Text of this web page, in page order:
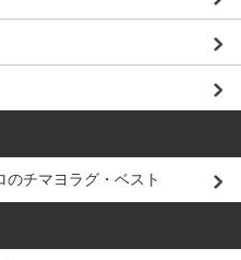
チマヨラグ・ベスト